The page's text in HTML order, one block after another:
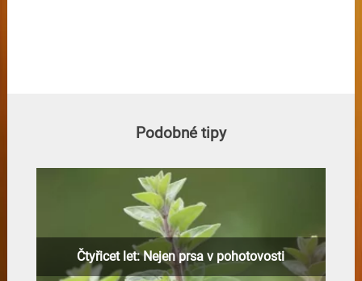
Podobné tipy
Čtyřicet let: Nejen prsa v pohotovosti